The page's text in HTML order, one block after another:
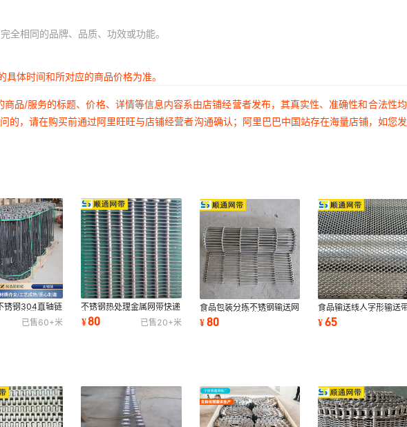
全相同的品牌、品质、功效或功能。
体时间和所对应的商品价格为准。
品/服务的标题、价格、详情等信息内容系由店铺经营者发布，其真实性、准确性和合法性
，请在购买前通过阿里旺旺与店铺经营者沟通确认；阿里巴巴中国站存在海量店铺，如您
锈钢304直轴链
械输送带食品加
已售60+米
不锈钢热处理金属网带快递
物流分拣输送带果蔬清洗机
传送眼睛网带
¥80 已售20+米
食品包装分拣不锈钢输送网
带 披萨烤炉传送带 巧克力
涂层乙型网带
¥80
食品输送线人字形输送
速冻机冷冻机传送带
不锈钢螺旋网带
¥65